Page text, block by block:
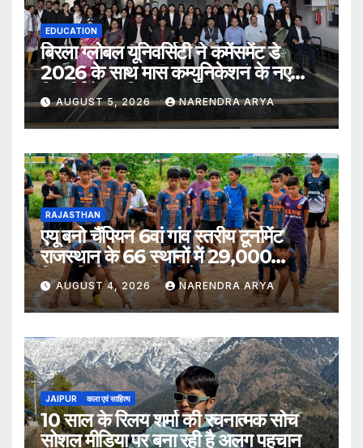
EDUCATION
बिरला ग्लोबल यूनिवर्सिटी ने कमेंसमेंट डे
2026 के साथ मास कम्युनिकेशन के नए
विद्यार्थियों का किया स्वागत
AUGUST 5, 2026 NARENDRA ARYA
RAJASTHAN
एयू बनो चैंपियन 6वां गांव स्तरीय टूर्नामेंट
राजस्थान के 66 स्थानों में 29,000
खिलाड़ियों की भागीदारी के साथ संपन्न हुआ
AUGUST 4, 2026 NARENDRA ARYA
JAIPUR कला एवं साहित्य
10 साल के रिलय शर्मा की रचनात्मक सोच
सोशल मीडिया पर बना रही है अलग पहचान